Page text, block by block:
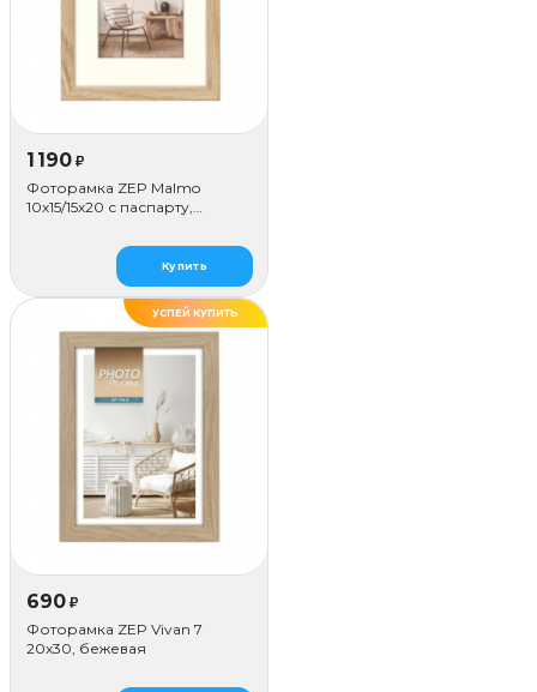
1 190 ₽
Фоторамка ZEP Malmo
10х15/15х20 с паспарту,
Купить
УСПЕЙ КУПИТЬ
690 ₽
Фоторамка ZEP Vivan 7
20x30, бежевая